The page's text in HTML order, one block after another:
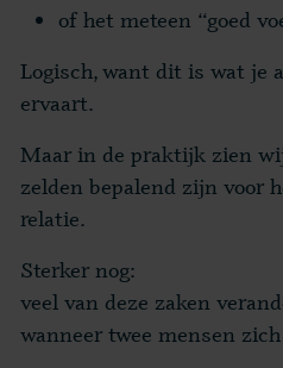
of het meteen “goed
Logisch, want dit is wat je
ervaart.
Maar in de praktijk zien
zelden bepalend zijn voor
relatie.
Sterker nog:
veel van deze zaken
wanneer twee mensen